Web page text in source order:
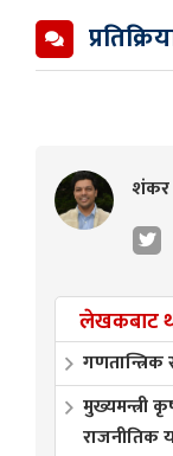
शंकर
लेखकबाट
गणतान्त्रिक
मुख्यमन्त्री
राजनीतिक